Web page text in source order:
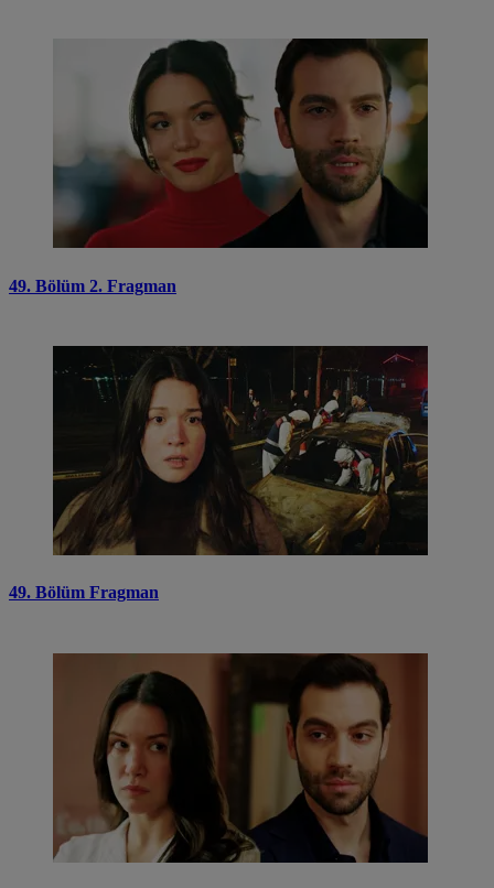
49. Bölüm 2. Fragman
49. Bölüm Fragman